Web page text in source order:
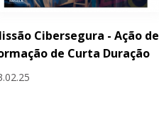
Cibersegura - Ação de
de Curta Duração